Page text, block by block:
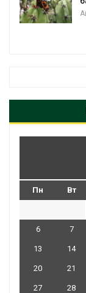
Пн Вт
6 7
13 14
20 21
27 28